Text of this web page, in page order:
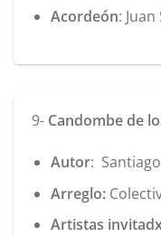
Acordeón:
9- Candombe de
Autor:
Arreglo:
Artistas